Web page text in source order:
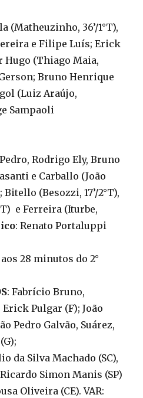
(Matheuzinho, 36’/1°T),
e Filipe Luís; Erick
Hugo (Thiago Maia,
Gerson; Bruno Henrique
(Luiz Araújo,
Sampaoli
Rodrigo Ely, Bruno
e Carballo (João
Bitello (Besozzi, 17’/2°T),
e Ferreira (Iturbe,
: Renato Portaluppi
28 minutos do 2°
: Fabrício Bruno,
Pulgar (F); João
Pedro Galvão, Suárez,
da Silva Machado (SC),
Simon Manis (SP)
Oliveira (CE). VAR: